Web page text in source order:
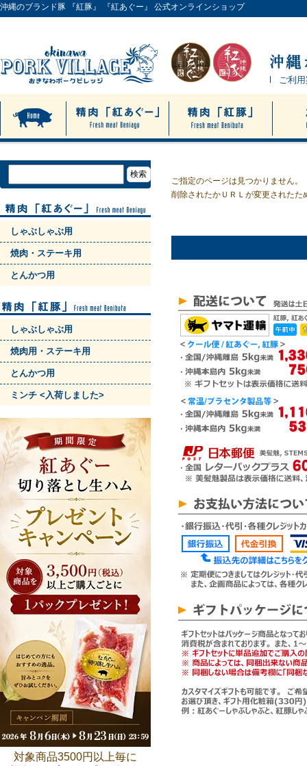
沖縄のブランド豚 『紅豚』 『紅あぐー』 公式オンラインショップ
ご利
ご指定のページは見つかりません。
削除されたかＵＲＬが変更されたた
しゃぶしゃぶ用
焼肉・ステーキ用
とんかつ用
しゃぶしゃぶ用
焼肉用・ステーキ用
とんかつ用
ミンチ <入荷しました>
対象商品3500円以上毎に